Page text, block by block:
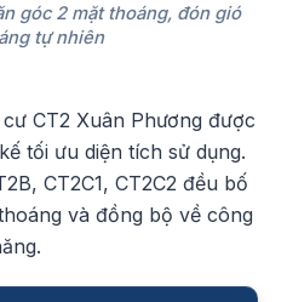
góc 2 mặt thoáng, đón gió
tự nhiên
CT2 Xuân Phương được
tối ưu diện tích sử dụng.
CT2C1, CT2C2 đều bố
và đồng bộ về công